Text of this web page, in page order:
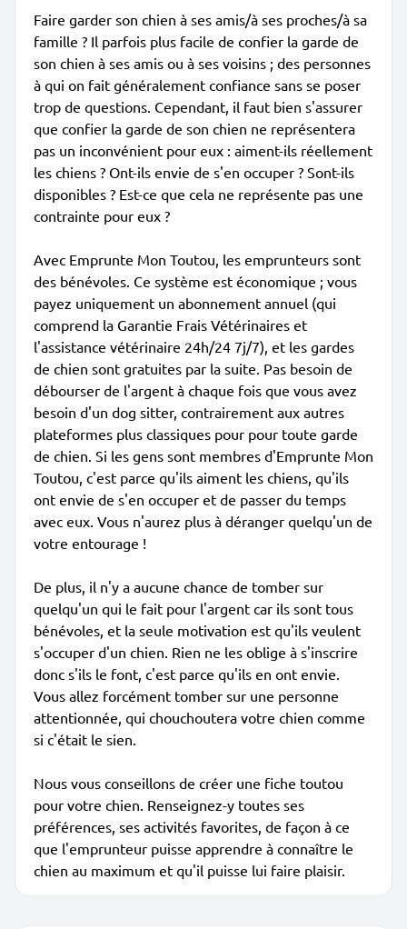
Faire garder son chien à ses amis/à ses proches/à sa
famille ? Il parfois plus facile de confier la garde de
son chien à ses amis ou à ses voisins ; des personnes
à qui on fait généralement confiance sans se poser
trop de questions. Cependant, il faut bien s'assurer
que confier la garde de son chien ne représentera
pas un inconvénient pour eux : aiment-ils réellement
les chiens ? Ont-ils envie de s'en occuper ? Sont-ils
disponibles ? Est-ce que cela ne représente pas une
contrainte pour eux ?
Avec Emprunte Mon Toutou, les emprunteurs sont
des bénévoles. Ce système est économique ; vous
payez uniquement un abonnement annuel (qui
comprend la Garantie Frais Vétérinaires et
l'assistance vétérinaire 24h/24 7j/7), et les gardes
de chien sont gratuites par la suite. Pas besoin de
débourser de l'argent à chaque fois que vous avez
besoin d'un dog sitter, contrairement aux autres
plateformes plus classiques pour pour toute garde
de chien. Si les gens sont membres d'Emprunte Mon
Toutou, c'est parce qu'ils aiment les chiens, qu'ils
ont envie de s'en occuper et de passer du temps
avec eux. Vous n'aurez plus à déranger quelqu'un de
votre entourage !
De plus, il n'y a aucune chance de tomber sur
quelqu'un qui le fait pour l'argent car ils sont tous
bénévoles, et la seule motivation est qu'ils veulent
s'occuper d'un chien. Rien ne les oblige à s'inscrire
donc s'ils le font, c'est parce qu'ils en ont envie.
Vous allez forcément tomber sur une personne
attentionnée, qui chouchoutera votre chien comme
si c'était le sien.
Nous vous conseillons de créer une fiche toutou
pour votre chien. Renseignez-y toutes ses
préférences, ses activités favorites, de façon à ce
que l'emprunteur puisse apprendre à connaître le
chien au maximum et qu'il puisse lui faire plaisir.